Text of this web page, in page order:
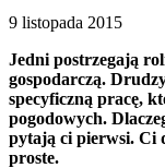
9 listopada 2015
Jedni postrzegają
gospodarczą.
specyficzną pracę,
pogodowych.
pytają ci pierwsi. Ci
proste.